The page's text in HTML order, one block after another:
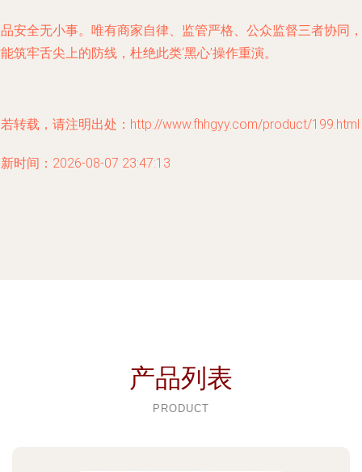
安全无小事。唯有商家自律、监管严格、公众监督三者协同，
筑牢舌尖上的防线，杜绝此类‘黑心’操作重演。
转载，请注明出处：http://www.fhhgyy.com/product/199.html
时间：2026-08-07 23:47:13
产品列表
PRODUCT